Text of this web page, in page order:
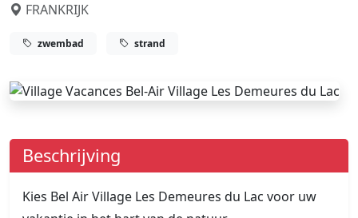
FRANKRIJK
zwembad strand
Beschrijving
Kies Bel Air Village Les Demeures du Lac voor uw